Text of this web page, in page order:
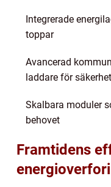
Integrerade
toppar
Avancerad
laddare för säkerhet
Skalbara moduler
behovet
Framtidens